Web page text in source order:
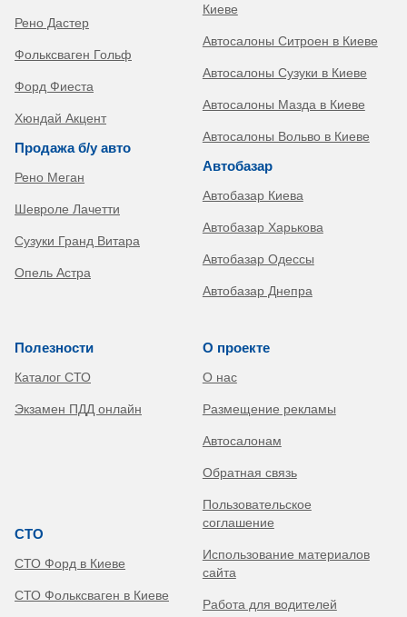
Рено Дастер
Фольксваген Гольф
Форд Фиеста
Хюндай Акцент
Продажа б/у авто
Рено Меган
Шевроле Лачетти
Сузуки Гранд Витара
Опель Астра
Киеве
Автосалоны Ситроен в Киеве
Автосалоны Сузуки в Киеве
Автосалоны Мазда в Киеве
Автосалоны Вольво в Киеве
Автобазар
Автобазар Киева
Автобазар Харькова
Автобазар Одессы
Автобазар Днепра
Полезности
Каталог СТО
Экзамен ПДД онлайн
СТО
СТО Форд в Киеве
СТО Фольксваген в Киеве
О проекте
О нас
Размещение рекламы
Автосалонам
Обратная связь
Пользовательское
соглашение
Использование материалов
сайта
Работа для водителей